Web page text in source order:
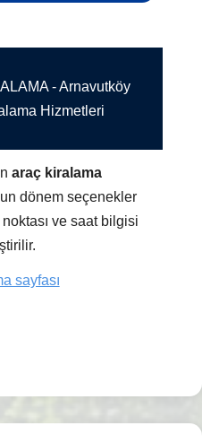
- Arnavutköy
Hizmetleri
araç kiralama
dönem seçenekler
ve saat bilgisi
sayfası